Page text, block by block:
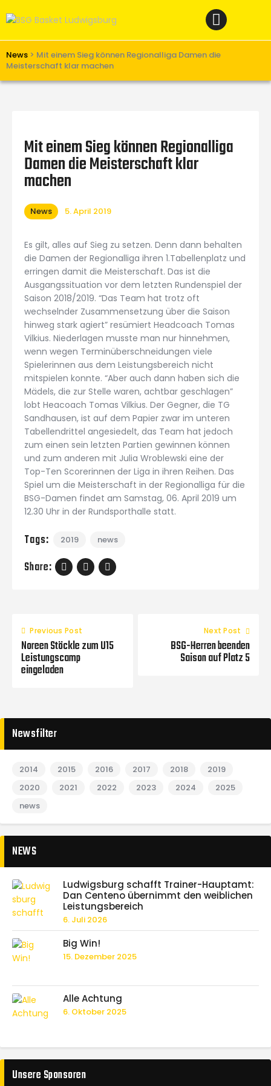
News > Mit einem Sieg können Regionalliga Damen die
Meisterschaft klar machen
Verein
Teams W
Unterstützen
Links
Mit einem Sieg können Regionalliga
Damen die Meisterschaft klar
machen
News 5. April 2019
Es gilt, alles auf Sieg zu setzen. Denn dann behalten
die Damen der Regionalliga ihren 1.Tabellenplatz und
erringen damit die Meisterschaft. Das ist die
Ausgangssituation vor dem letzten Rundenspiel der
Saison 2018/2019. “Das Team hat trotz oft
wechselnder Zusammensetzung über die Saison
hinweg stark agiert” resümiert Headcoach Tomas
Vilkius. Niederlagen musste man nur hinnehmen,
wenn wegen Terminüberschneidungen viele
Spielerinnen aus dem Leistungsbereich nicht
mitspielen konnte. “Aber auch dann haben sich die
Mädels, die zur Stelle waren, achtbar geschlagen”
lobt Heacoach Tomas Vilkius. Der Gegner, die TG
Sandhausen, ist auf dem Papier zwar im unteren
Tabellendrittel angesiedelt, das Team hat jedoch
zum einen sein letzten Partien gewinnen können
und zum anderen mit Julia Wroblewski eine der
Top-Ten Scorerinnen der Liga in ihren Reihen. Das
Spiel um die Meisterschaft in der Regionalliga für die
BSG-Damen findet am Samstag, 06. April 2019 um
12.30 Uhr in der Rundsporthalle statt.
Tags: 2019 news
Share:
Previous Post
Noreen Stöckle zum U15
Leistungscamp
eingeladen
Next Post
BSG-Herren beenden
Saison auf Platz 5
Newsfilter
2014 2015 2016 2017 2018
2019
2020
2021 2022 2023 2024
2025
news
NEWS
Ludwigsburg schafft Trainer-Hauptamt:
Dan Centeno übernimmt den weiblichen
Leistungsbereich
6. Juli 2026
Big Win!
15. Dezember 2025
Alle Achtung
6. Oktober 2025
Unsere Sponsoren